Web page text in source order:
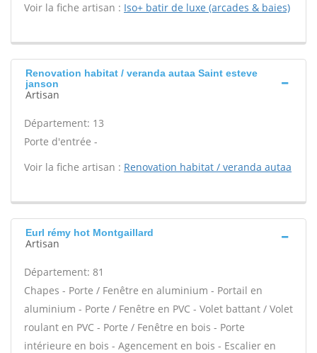
Voir la fiche artisan : Iso+ batir de luxe (arcades & baies)
Renovation habitat / veranda autaa Saint esteve
janson
Artisan
Département: 13
Porte d'entrée -
Voir la fiche artisan : Renovation habitat / veranda autaa
Eurl rémy hot Montgaillard
Artisan
Département: 81
Chapes - Porte / Fenêtre en aluminium - Portail en
aluminium - Porte / Fenêtre en PVC - Volet battant / Volet
roulant en PVC - Porte / Fenêtre en bois - Porte
intérieure en bois - Agencement en bois - Escalier en